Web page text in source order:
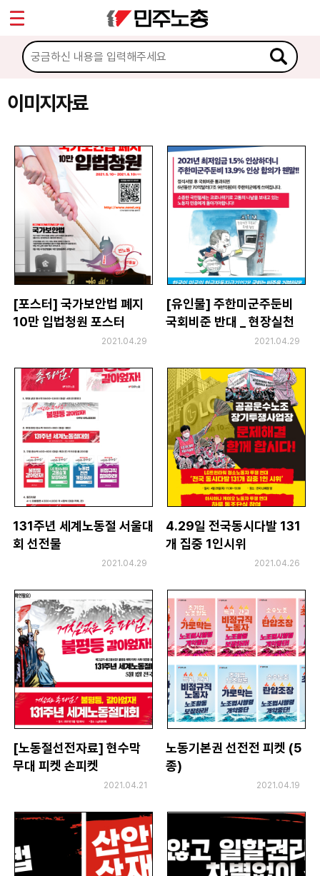
이미지자료
[포스터] 국가보안법 폐지
10만 입법청원 포스터
2021.04.29
[유인물] 주한미군주둔비
국회비준 반대 _ 현장실천
2021.04.29
131주년 세계노동절 서울대
회 선전물
2021.04.29
4.29일 전국동시다발 131
개 집중 1인시위
2021.04.26
[노동절선전자료] 현수막
무대 피켓 손피켓
2021.04.21
노동기본권 선전전 피켓 (5
종)
2021.04.19
마이페이지
소개
소식
자료
문서자료
이미지자료
미디어자료
카드뉴스
업무
Sketchbook5, 스케치북5
Sketchbook5, 스케치북5